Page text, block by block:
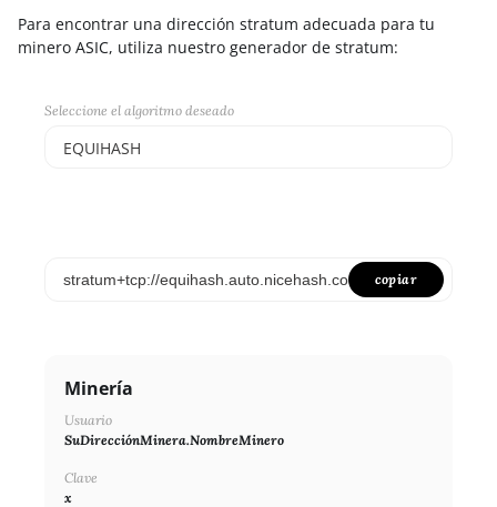
Para encontrar una dirección stratum adecuada para tu
minero ASIC, utiliza nuestro generador de stratum:
Seleccione el algoritmo deseado
EQUIHASH
SHA256ASICBOOST
X11
NEOSCRYPT
DAGGERHASHIMOTO
copiar
Minería
Usuario
SuDirecciónMinera.NombreMinero
Clave
x